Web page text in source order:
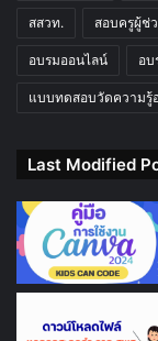
สสวท. สอบครูผู้ช่
อบรมออนไลน์ อบ
แบบทดสอบวัดความรู้
Last Modified